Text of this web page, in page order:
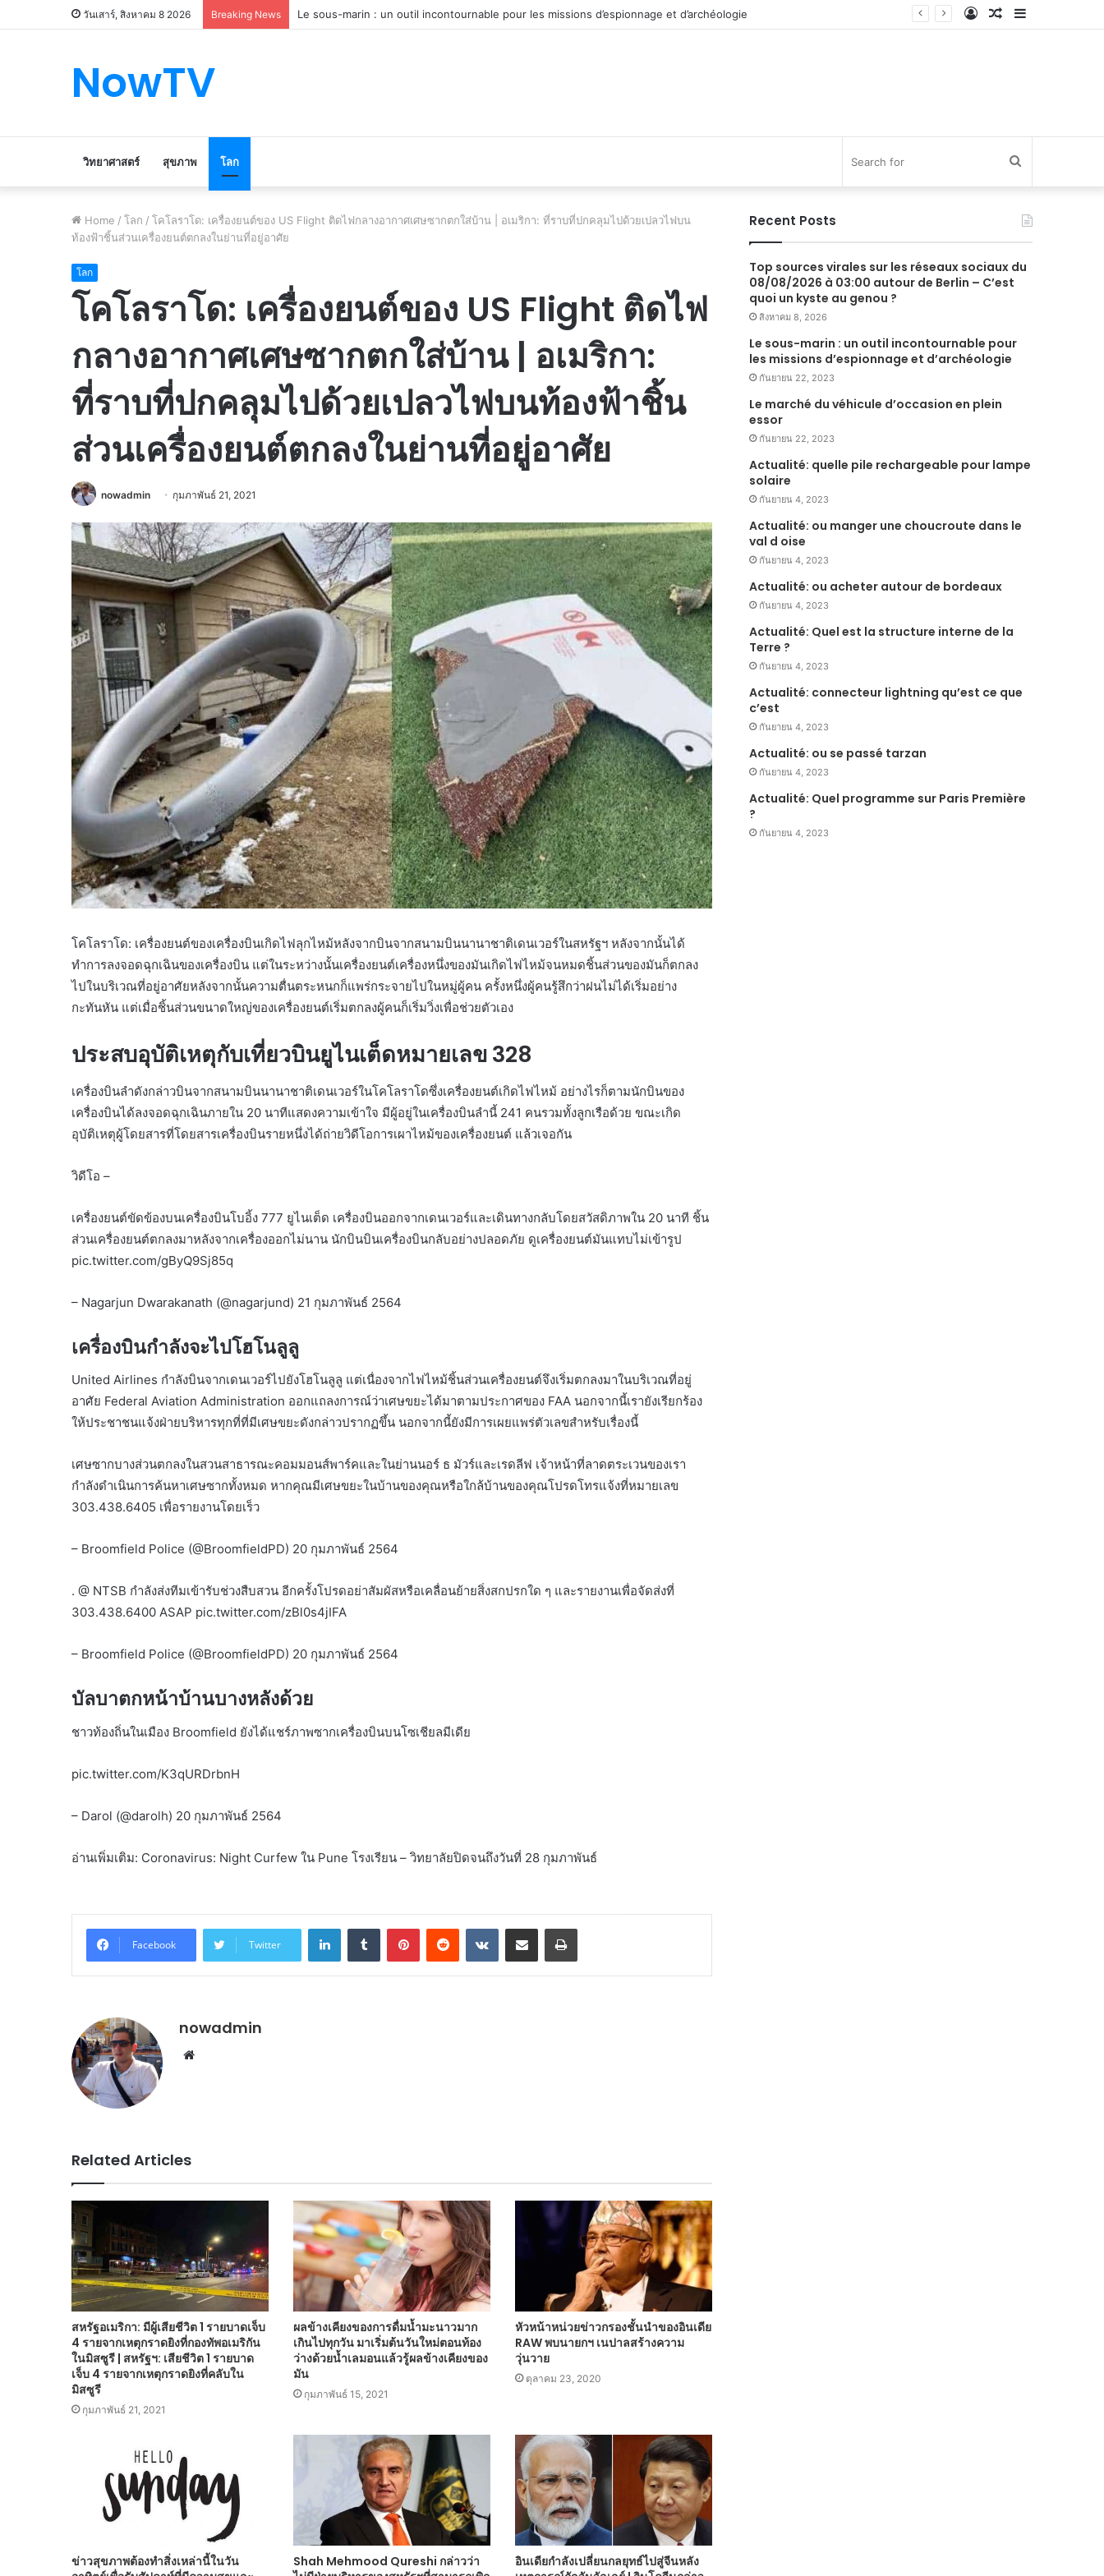
วันเสาร์, สิงหาคม 8 2026 Breaking News Le marché du véhicule d’occasion en plein essor Sidebar
Random
Log
NowTV
วิทยาศาสตร์ สุขภาพ โลก
Home / โลก / โคโลราโด: เครื่องยนต์ของ US Flight ติดไฟกลางอากาศเศษซากตกใส่บ้าน | อเมริกา: ที่ราบที่ปกคลุมไปด้วยเปลวไฟบน
ท้องฟ้าชิ้นส่วนเครื่องยนต์ตกลงในย่านที่อยู่อาศัย
โลก
โคโลราโด: เครื่องยนต์ของ US Flight ติดไฟ
กลางอากาศเศษซากตกใส่บ้าน | อเมริกา:
ที่ราบที่ปกคลุมไปด้วยเปลวไฟบนท้องฟ้าชิ้น
ส่วนเครื่องยนต์ตกลงในย่านที่อยู่อาศัย
nowadmin กุมภาพันธ์ 21, 2021
โคโลราโด: เครื่องยนต์ของเครื่องบินเกิดไฟลุกไหม้หลังจากบินจากสนามบินนานาชาติเดนเวอร์ในสหรัฐฯ หลังจากนั้นได้
ทำการลงจอดฉุกเฉินของเครื่องบิน แต่ในระหว่างนั้นเครื่องยนต์เครื่องหนึ่งของมันเกิดไฟไหม้จนหมดชิ้นส่วนของมันก็ตกลง
ไปในบริเวณที่อยู่อาศัยหลังจากนั้นความตื่นตระหนกก็แพร่กระจายไปในหมู่ผู้คน ครั้งหนึ่งผู้คนรู้สึกว่าฝนไม่ได้เริ่มอย่าง
กะทันหัน แต่เมื่อชิ้นส่วนขนาดใหญ่ของเครื่องยนต์เริ่มตกลงผู้คนก็เริ่มวิ่งเพื่อช่วยตัวเอง
ประสบอุบัติเหตุกับเที่ยวบินยูไนเต็ดหมายเลข 328
เครื่องบินลำดังกล่าวบินจากสนามบินนานาชาติเดนเวอร์ในโคโลราโดซึ่งเครื่องยนต์เกิดไฟไหม้ อย่างไรก็ตามนักบินของ
เครื่องบินได้ลงจอดฉุกเฉินภายใน 20 นาทีแสดงความเข้าใจ มีผู้อยู่ในเครื่องบินลำนี้ 241 คนรวมทั้งลูกเรือด้วย ขณะเกิด
อุบัติเหตุผู้โดยสารที่โดยสารเครื่องบินรายหนึ่งได้ถ่ายวิดีโอการเผาไหม้ของเครื่องยนต์ แล้วเจอกัน
วิดีโอ –
เครื่องยนต์ขัดข้องบนเครื่องบินโบอิ้ง 777 ยูไนเต็ด เครื่องบินออกจากเดนเวอร์และเดินทางกลับโดยสวัสดิภาพใน 20 นาที ชิ้น
ส่วนเครื่องยนต์ตกลงมาหลังจากเครื่องออกไม่นาน นักบินบินเครื่องบินกลับอย่างปลอดภัย ดูเครื่องยนต์มันแทบไม่เข้ารูป
pic.twitter.com/gByQ9Sj85q
– Nagarjun Dwarakanath (@nagarjund) 21 กุมภาพันธ์ 2564
เครื่องบินกำลังจะไปโฮโนลูลู
United Airlines กำลังบินจากเดนเวอร์ไปยังโฮโนลูลู แต่เนื่องจากไฟไหม้ชิ้นส่วนเครื่องยนต์จึงเริ่มตกลงมาในบริเวณที่อยู่
อาศัย Federal Aviation Administration ออกแถลงการณ์ว่าเศษขยะได้มาตามประกาศของ FAA นอกจากนี้เรายังเรียกร้อง
ให้ประชาชนแจ้งฝ่ายบริหารทุกที่ที่มีเศษขยะดังกล่าวปรากฏขึ้น นอกจากนี้ยังมีการเผยแพร่ตัวเลขสำหรับเรื่องนี้
เศษซากบางส่วนตกลงในสวนสาธารณะคอมมอนส์พาร์คและในย่านนอร์ ธ มัวร์และเรดลีฟ เจ้าหน้าที่ลาดตระเวนของเรา
กำลังดำเนินการค้นหาเศษซากทั้งหมด หากคุณมีเศษขยะในบ้านของคุณหรือใกล้บ้านของคุณโปรดโทรแจ้งที่หมายเลข
303.438.6405 เพื่อรายงานโดยเร็ว
– Broomfield Police (@BroomfieldPD) 20 กุมภาพันธ์ 2564
. @ NTSB กำลังส่งทีมเข้ารับช่วงสืบสวน อีกครั้งโปรดอย่าสัมผัสหรือเคลื่อนย้ายสิ่งสกปรกใด ๆ และรายงานเพื่อจัดส่งที่
303.438.6400 ASAP pic.twitter.com/zBl0s4jIFA
– Broomfield Police (@BroomfieldPD) 20 กุมภาพันธ์ 2564
บัลบาตกหน้าบ้านบางหลังด้วย
ชาวท้องถิ่นในเมือง Broomfield ยังได้แชร์ภาพซากเครื่องบินบนโซเชียลมีเดีย
pic.twitter.com/K3qURDrbnH
– Darol (@darolh) 20 กุมภาพันธ์ 2564
อ่านเพิ่มเติม: Coronavirus: Night Curfew ใน Pune โรงเรียน – วิทยาลัยปิดจนถึงวันที่ 28 กุมภาพันธ์
Facebook Twitter
LinkedInTumblr PinterestReddit VKontakteShare via Email Print
nowadmin
Website
Related Articles
สหรัฐอเมริกา: มีผู้เสียชีวิต 1 รายบาดเจ็บ
4 รายจากเหตุกราดยิงที่กองทัพอเมริกัน
ในมิสซูรี | สหรัฐฯ: เสียชีวิต 1 รายบาด
เจ็บ 4 รายจากเหตุกราดยิงที่คลับใน
มิสซูรี
กุมภาพันธ์ 21, 2021
ผลข้างเคียงของการดื่มน้ำมะนาวมาก
เกินไปทุกวัน มาเริ่มต้นวันใหม่ตอนท้อง
ว่างด้วยน้ำเลมอนแล้วรู้ผลข้างเคียงของ
มัน
กุมภาพันธ์ 15, 2021
หัวหน้าหน่วยข่าวกรองชั้นนำของอินเดีย
RAW พบนายกฯ เนปาลสร้างความ
วุ่นวาย
ตุลาคม 23, 2020
ข่าวสุขภาพต้องทำสิ่งเหล่านี้ในวัน
Shah Mehmood Qureshi กล่าวว่า
อินเดียกำลังเปลี่ยนกลยุทธ์ไปสู่จีนหลัง
Recent Posts
Top sources virales sur les réseaux sociaux du
08/08/2026 à 03:00 autour de Berlin – C’est
quoi un kyste au genou ?
สิงหาคม 8, 2026
Le sous-marin : un outil incontournable pour
les missions d’espionnage et d’archéologie
กันยายน 22, 2023
Le marché du véhicule d’occasion en plein
essor
กันยายน 22, 2023
Actualité: quelle pile rechargeable pour lampe
solaire
กันยายน 4, 2023
Actualité: ou manger une choucroute dans le
val d oise
กันยายน 4, 2023
Actualité: ou acheter autour de bordeaux
กันยายน 4, 2023
Actualité: Quel est la structure interne de la
Terre ?
กันยายน 4, 2023
Actualité: connecteur lightning qu’est ce que
c’est
กันยายน 4, 2023
Actualité: ou se passé tarzan
กันยายน 4, 2023
Actualité: Quel programme sur Paris Première
?
กันยายน 4, 2023